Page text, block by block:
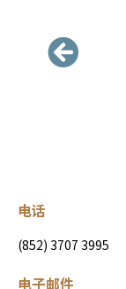
电话
(852) 3707 3995
电子邮件